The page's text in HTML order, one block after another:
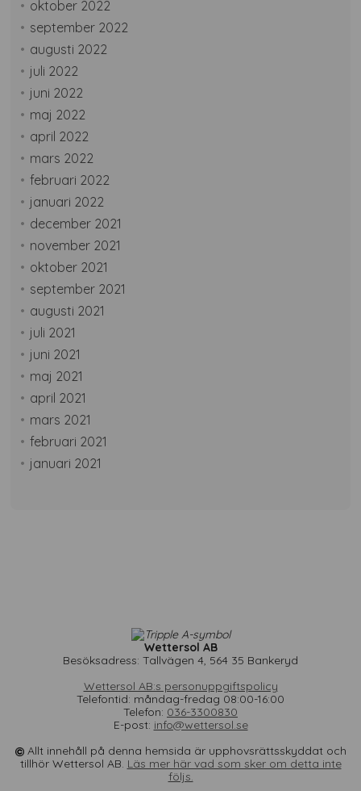
oktober 2022
september 2022
augusti 2022
juli 2022
juni 2022
maj 2022
april 2022
mars 2022
februari 2022
januari 2022
december 2021
november 2021
oktober 2021
september 2021
augusti 2021
juli 2021
juni 2021
maj 2021
april 2021
mars 2021
februari 2021
januari 2021
Wettersol AB
Besöksadress: Tallvägen 4, 564 35 Bankeryd
Wettersol AB:s personuppgiftspolicy
Telefontid: måndag-fredag 08:00-16:00
Telefon: 036-3300830
E-post: info@wettersol.se
Allt innehåll på denna hemsida är upphovsrättsskyddat och
tillhör Wettersol AB. Läs mer här vad som sker om detta inte
följs.